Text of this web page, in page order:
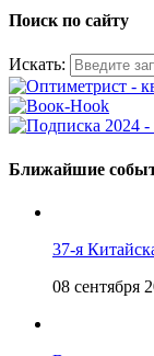
Поиск по сайту
Искать:
Ближайшие
37-я
08 сентября